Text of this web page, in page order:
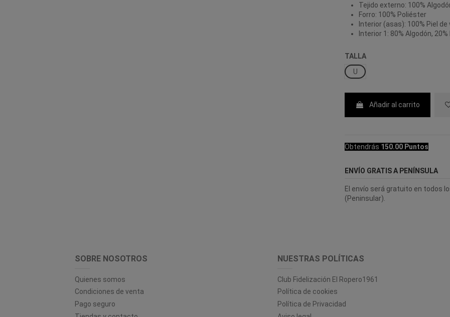
Tejido externo: 100%
Forro: 100% Poliéster
Interior (asas): 100% Piel de
Interior 1: 80% Algodón,
TALLA
U
Añadir al carrito
Obtendrás 150.00 Puntos
ENVÍO GRATIS A PENÍNSULA
El envío será gratuito en todos
(Peninsular).
SOBRE NOSOTROS
Quienes somos
Condiciones de venta
Pago seguro
NUESTRAS POLÍTICAS
Club Fidelización El Ropero1961
Política de cookies
Política de Privacidad